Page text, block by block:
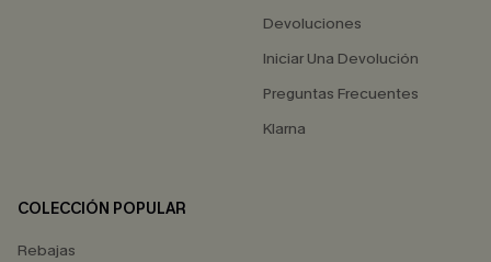
Devoluciones
Iniciar Una Devolución
Preguntas Frecuentes
Klarna
COLECCIÓN POPULAR
Rebajas